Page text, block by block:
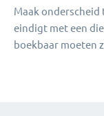
Maak onderscheid
eindigt met een
boekbaar moeten